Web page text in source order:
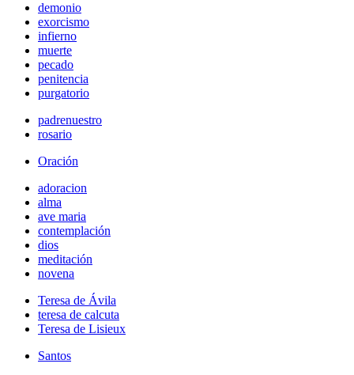
demonio
exorcismo
infierno
muerte
pecado
penitencia
purgatorio
padrenuestro
rosario
Oración
adoracion
alma
ave maria
contemplación
dios
meditación
novena
Teresa de Ávila
teresa de calcuta
Teresa de Lisieux
Santos